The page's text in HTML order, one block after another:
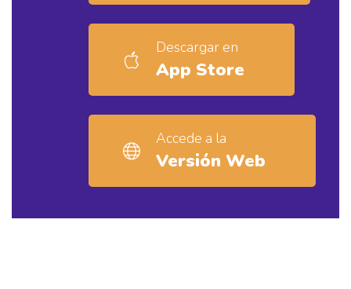
Descargar en
App Store
Accede a la
Versión Web